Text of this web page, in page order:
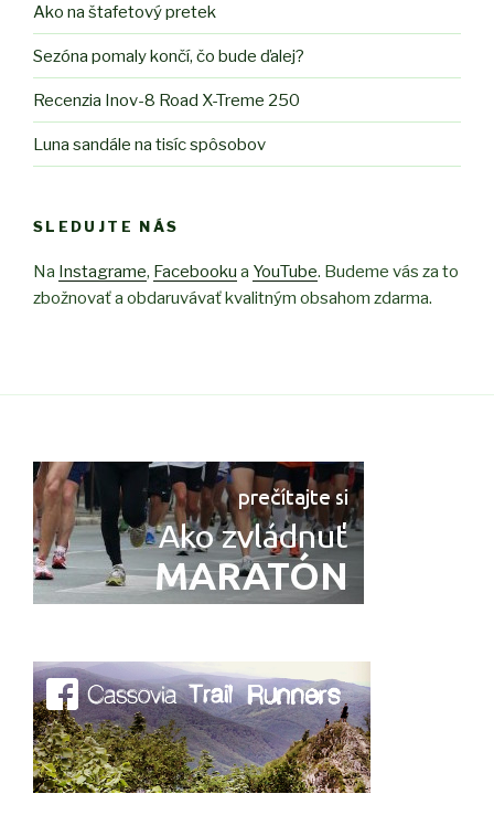
Ako na štafetový pretek
Sezóna pomaly končí, čo bude ďalej?
Recenzia Inov-8 Road X-Treme 250
Luna sandále na tisíc spôsobov
SLEDUJTE NÁS
Na Instagrame, Facebooku a YouTube. Budeme vás za to
zbožnovať a obdaruvávať kvalitným obsahom zdarma.